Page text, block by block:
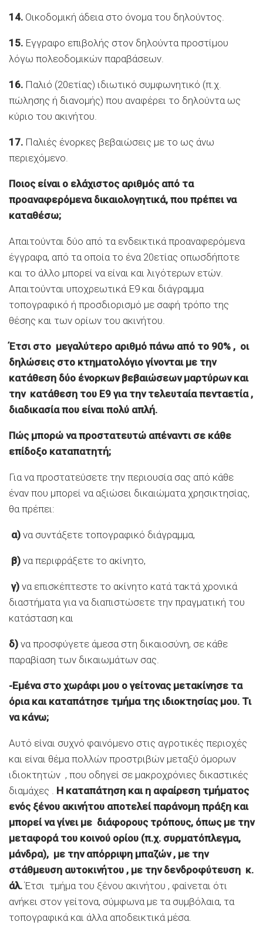
14. Οικοδομική άδεια στο όνομα του δηλούντος.
15. Εγγραφο επιβολής στον δηλούντα προστίμου
λόγω πολεοδομικών παραβάσεων.
16. Παλιό (20ετίας) ιδιωτικό συμφωνητικό (π.χ.
πώλησης ή διανομής) που αναφέρει το δηλούντα ως
κύριο του ακινήτου.
17. Παλιές ένορκες βεβαιώσεις με το ως άνω
περιεχόμενο.
Ποιος είναι ο ελάχιστος αριθμός από τα
προαναφερόμενα δικαιολογητικά, που πρέπει να
καταθέσω;
Απαιτούνται δύο από τα ενδεικτικά προαναφερόμενα
έγγραφα, από τα οποία το ένα 20ετίας οπωσδήποτε
και το άλλο μπορεί να είναι και λιγότερων ετών.
Απαιτούνται υποχρεωτικά Ε9 και διάγραμμα
τοπογραφικό ή προσδιορισμό με σαφή τρόπο της
θέσης και των ορίων του ακινήτου.
Έτσι στο μεγαλύτερο αριθμό πάνω από το 90% , οι
δηλώσεις στο κτηματολόγιο γίνονται με την
κατάθεση δύο ένορκων βεβαιώσεων μαρτύρων και
την κατάθεση του Ε9 για την τελευταία πενταετία ,
διαδικασία που είναι πολύ απλή.
Πώς μπορώ να προστατευτώ απέναντι σε κάθε
επίδοξο καταπατητή;
Για να προστατεύσετε την περιουσία σας από κάθε
έναν που μπορεί να αξιώσει δικαιώματα χρησικτησίας,
θα πρέπει:
α) να συντάξετε τοπογραφικό διάγραμμα,
β) να περιφράξετε το ακίνητο,
γ) να επισκέπτεστε το ακίνητο κατά τακτά χρονικά
διαστήματα για να διαπιστώσετε την πραγματική του
κατάσταση και
δ) να προσφύγετε άμεσα στη δικαιοσύνη, σε κάθε
παραβίαση των δικαιωμάτων σας.
-Εμένα στο χωράφι μου ο γείτονας μετακίνησε τα
όρια και καταπάτησε τμήμα της ιδιοκτησίας μου. Τι
να κάνω;
Αυτό είναι συχνό φαινόμενο στις αγροτικές περιοχές
και είναι θέμα πολλών προστριβών μεταξύ όμορων
ιδιοκτητών , που οδηγεί σε μακροχρόνιες δικαστικές
διαμάχες . Η καταπάτηση και η αφαίρεση τμήματος
ενός ξένου ακινήτου αποτελεί παράνομη πράξη και
μπορεί να γίνει με διάφορους τρόπους, όπως με την
μεταφορά του κοινού ορίου (π.χ. συρματόπλεγμα,
μάνδρα), με την απόρριψη μπαζών , με την
στάθμευση αυτοκινήτου , με την δενδροφύτευση κ.
άλ.Έτσι τμήμα του ξένου ακινήτου , φαίνεται ότι
ανήκει στον γείτονα, σύμφωνα με τα συμβόλαια, τα
τοπογραφικά και άλλα αποδεικτικά μέσα.